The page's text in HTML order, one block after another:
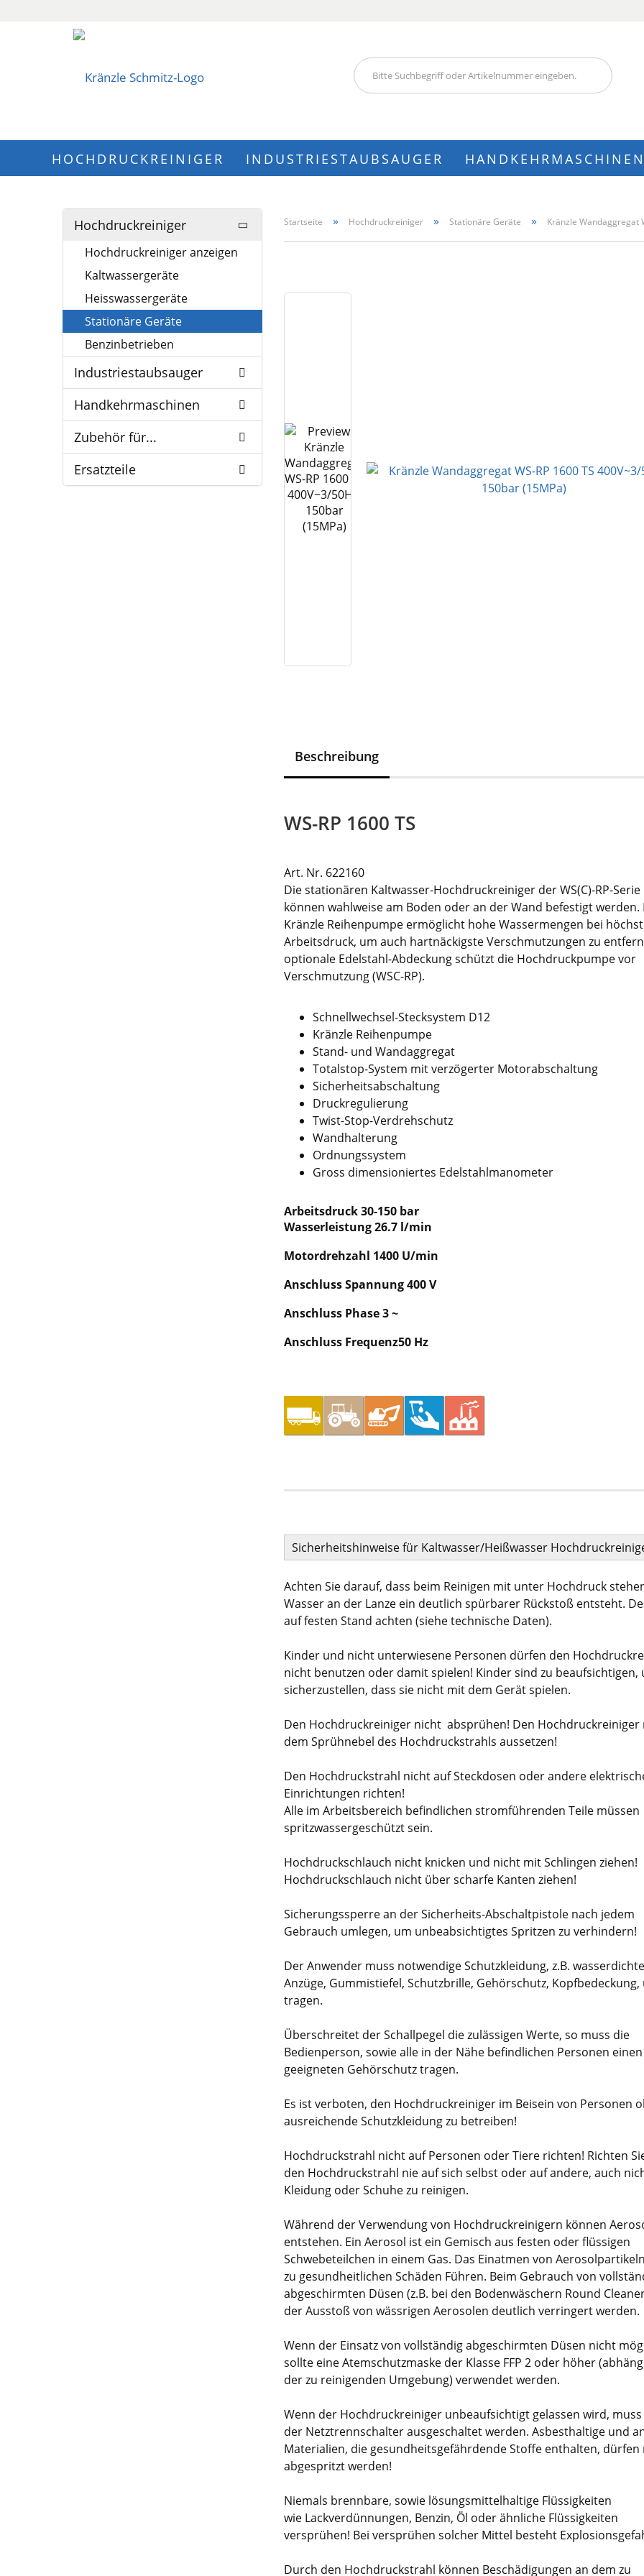
HOCHDRUCKREINIGER INDUSTRIESTAUBSAUGER HANDKEHRMASCHINEN
Startseite » Hochdruckreiniger » Stationäre Geräte » Kränzle Wandaggregat
Beschreibung
WS-RP 1600 TS
Art. Nr. 622160
Die stationären Kaltwasser-Hochdruckreiniger der WS(C)-RP-Serie
können wahlweise am Boden oder an der Wand befestigt werden.
Kränzle Reihenpumpe ermöglicht hohe Wassermengen bei
Arbeitsdruck, um auch hartnäckigste Verschmutzungen zu
optionale Edelstahl-Abdeckung schützt die Hochdruckpumpe vor
Verschmutzung (WSC-RP).
Schnellwechsel-Stecksystem D12
Kränzle Reihenpumpe
Stand- und Wandaggregat
Totalstop-System mit verzögerter Motorabschaltung
Sicherheitsabschaltung
Druckregulierung
Twist-Stop-Verdrehschutz
Wandhalterung
Ordnungssystem
Gross dimensioniertes Edelstahlmanometer
Arbeitsdruck 30-150 bar
Wasserleistung 26.7 l/min
Motordrehzahl 1400 U/min
Anschluss Spannung 400 V
Anschluss Phase 3 ~
Anschluss Frequenz50 Hz
Sicherheitshinweise für Kaltwasser/Heißwasser
Achten Sie darauf, dass beim Reinigen mit unter Hochdruck
Wasser an der Lanze ein deutlich spürbarer Rückstoß entsteht.
auf festen Stand achten (siehe technische Daten).
Kinder und nicht unterwiesene Personen dürfen den
nicht benutzen oder damit spielen! Kinder sind zu beaufsichtigen,
sicherzustellen, dass sie nicht mit dem Gerät spielen.
Den Hochdruckreiniger nicht absprühen! Den Hochdruckreiniger
dem Sprühnebel des Hochdruckstrahls aussetzen!
Den Hochdruckstrahl nicht auf Steckdosen oder andere
Einrichtungen richten!
Alle im Arbeitsbereich befindlichen stromführenden Teile müssen
spritzwassergeschützt sein.
Hochdruckschlauch nicht knicken und nicht mit Schlingen ziehen!
Hochdruckschlauch nicht über scharfe Kanten ziehen!
Sicherungssperre an der Sicherheits-Abschaltpistole nach jedem
Gebrauch umlegen, um unbeabsichtigtes Spritzen zu verhindern!
Der Anwender muss notwendige Schutzkleidung, z.B. wasserdichte
Anzüge, Gummistiefel, Schutzbrille, Gehörschutz, Kopfbedeckung,
tragen.
Überschreitet der Schallpegel die zulässigen Werte, so muss die
Bedienperson, sowie alle in der Nähe befindlichen Personen einen
geeigneten Gehörschutz tragen.
Es ist verboten, den Hochdruckreiniger im Beisein von Personen
ausreichende Schutzkleidung zu betreiben!
Hochdruckstrahl nicht auf Personen oder Tiere richten! Richten
den Hochdruckstrahl nie auf sich selbst oder auf andere, auch
Kleidung oder Schuhe zu reinigen.
Während der Verwendung von Hochdruckreinigern können
entstehen. Ein Aerosol ist ein Gemisch aus festen oder flüssigen
Schwebeteilchen in einem Gas. Das Einatmen von
zu gesundheitlichen Schäden Führen. Beim Gebrauch von
abgeschirmten Düsen (z.B. bei den Bodenwäschern Round
der Ausstoß von wässrigen Aerosolen deutlich verringert werden.
Wenn der Einsatz von vollständig abgeschirmten Düsen nicht
sollte eine Atemschutzmaske der Klasse FFP 2 oder höher
der zu reinigenden Umgebung) verwendet werden.
Wenn der Hochdruckreiniger unbeaufsichtigt gelassen wird,
der Netztrennschalter ausgeschaltet werden. Asbesthaltige und
Materialien, die gesundheitsgefährdende Stoffe enthalten, dürfen
abgespritzt werden!
Niemals brennbare, sowie lösungsmittelhaltige Flüssigkeiten
wie Lackverdünnungen, Benzin, Öl oder ähnliche Flüssigkeiten
versprühen! Bei versprühen solcher Mittel besteht
Durch den Hochdruckstrahl können Beschädigungen an dem zu
Hochdruckreiniger
Hochdruckreiniger anzeigen
Kaltwassergeräte
Heisswassergeräte
Stationäre Geräte
Benzinbetrieben
Industriestaubsauger
Handkehrmaschinen
Zubehör für...
Ersatzteile